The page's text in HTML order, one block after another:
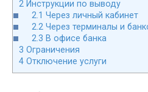
2 Инструкции по выводу
2.1 Через личный кабинет
2.2 Через терминалы и
2.3 В офисе банка
3 Ограничения
4 Отключение услуги